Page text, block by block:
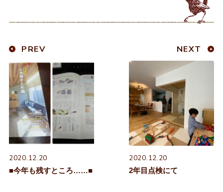
PREV
2020.12.20
■今年も残すところ……■
NEXT
2020.12.20
2年目点検にて